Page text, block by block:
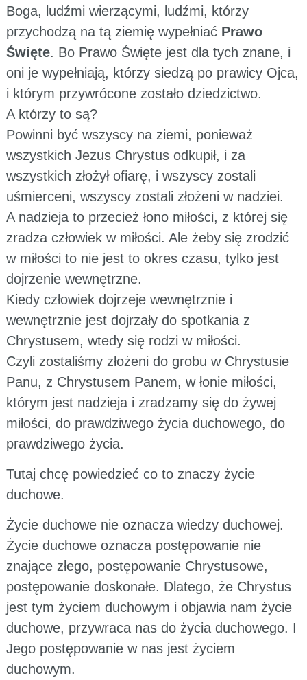
Boga, ludźmi wierzącymi, ludźmi, którzy
przychodzą na tą ziemię wypełniać Prawo
Święte. Bo Prawo Święte jest dla tych znane, i
oni je wypełniają, którzy siedzą po prawicy Ojca,
i którym przywrócone zostało dziedzictwo.
A którzy to są?
Powinni być wszyscy na ziemi, ponieważ
wszystkich Jezus Chrystus odkupił, i za
wszystkich złożył ofiarę, i wszyscy zostali
uśmierceni, wszyscy zostali złożeni w nadziei.
A nadzieja to przecież łono miłości, z której się
zradza człowiek w miłości. Ale żeby się zrodzić
w miłości to nie jest to okres czasu, tylko jest
dojrzenie wewnętrzne.
Kiedy człowiek dojrzeje wewnętrznie i
wewnętrznie jest dojrzały do spotkania z
Chrystusem, wtedy się rodzi w miłości.
Czyli zostaliśmy złożeni do grobu w Chrystusie
Panu, z Chrystusem Panem, w łonie miłości,
którym jest nadzieja i zradzamy się do żywej
miłości, do prawdziwego życia duchowego, do
prawdziwego życia.
Tutaj chcę powiedzieć co to znaczy życie
duchowe.
Życie duchowe nie oznacza wiedzy duchowej.
Życie duchowe oznacza postępowanie nie
znające złego, postępowanie Chrystusowe,
postępowanie doskonałe. Dlatego, że Chrystus
jest tym życiem duchowym i objawia nam życie
duchowe, przywraca nas do życia duchowego. I
Jego postępowanie w nas jest życiem
duchowym.